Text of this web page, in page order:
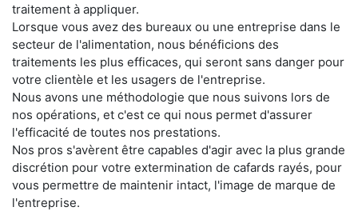
traitement à appliquer.
Lorsque vous avez des bureaux ou une entreprise dans le
secteur de l'alimentation, nous bénéficions des
traitements les plus efficaces, qui seront sans danger pour
votre clientèle et les usagers de l'entreprise.
Nous avons une méthodologie que nous suivons lors de
nos opérations, et c'est ce qui nous permet d'assurer
l'efficacité de toutes nos prestations.
Nos pros s'avèrent être capables d'agir avec la plus grande
discrétion pour votre extermination de cafards rayés, pour
vous permettre de maintenir intact, l'image de marque de
l'entreprise.